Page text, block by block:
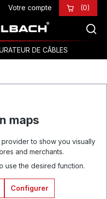
Votre compte (0)
DE CÂBLES
maps
to show you visually
and merchants.
use the desired function.
Configurer